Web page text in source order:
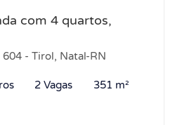
com 4 quartos,
604 - Tirol, Natal-RN
2 Vagas 351 m²